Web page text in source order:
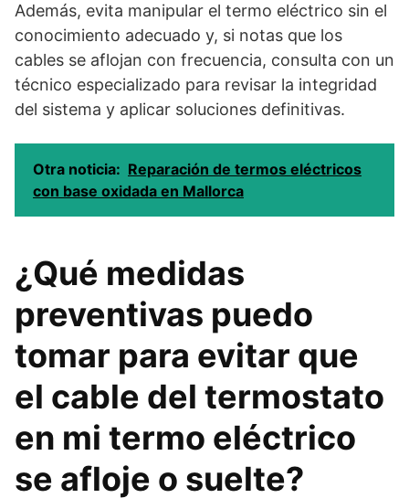
Además, evita manipular el termo eléctrico sin el
conocimiento adecuado y, si notas que los
cables se aflojan con frecuencia, consulta con un
técnico especializado para revisar la integridad
del sistema y aplicar soluciones definitivas.
Otra noticia: Reparación de termos eléctricos
con base oxidada en Mallorca
¿Qué medidas
preventivas puedo
tomar para evitar que
el cable del termostato
en mi termo eléctrico
se afloje o suelte?